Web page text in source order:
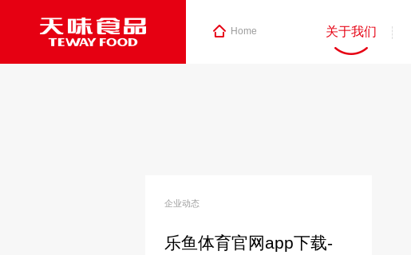
Home 关于我们
企业动态
乐鱼体育官网app下载-